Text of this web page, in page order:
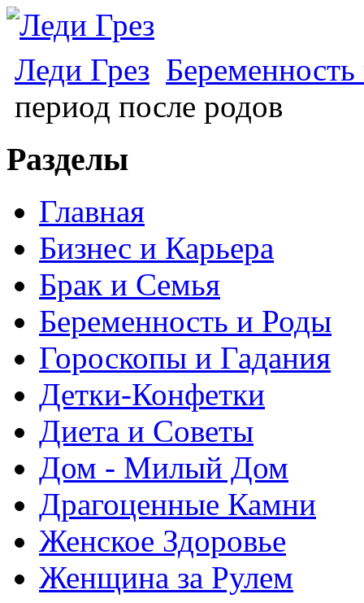
Леди Грез
период после родов
Разделы
Главная
Бизнес и Карьера
Брак и Семья
Беременность и Роды
Гороскопы и Гадания
Детки-Конфетки
Диета и Советы
Дом - Милый Дом
Драгоценные Камни
Женское Здоровье
Женщина за Рулем